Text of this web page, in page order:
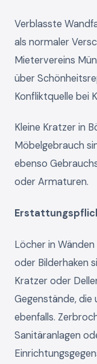
Verblasste
als normaler
Mietervereins
über
Konfliktquelle bei
Kleine Kratzer in
Möbelgebrauch
ebenso
oder Armaturen.
Löcher in
oder Bilderhaken
Kratzer oder
Gegenstände,
ebenfalls.
Sanitäranlagen